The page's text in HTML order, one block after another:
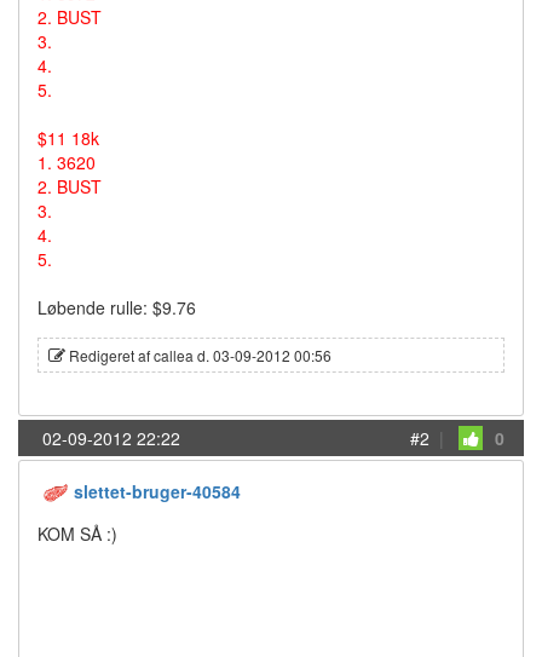
2. BUST
3.
4.
5.
$11 18k
1. 3620
2. BUST
3.
4.
5.
Løbende rulle: $9.76
Redigeret af callea d. 03-09-2012 00:56
02-09-2012 22:22 #2 | 0
slettet-bruger-40584
KOM SÅ :)